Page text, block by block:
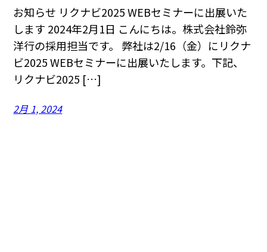
お知らせ リクナビ2025 WEBセミナーに出展いた
します 2024年2月1日 こんにちは。株式会社鈴弥
洋行の採用担当です。 弊社は2/16（金）にリクナ
ビ2025 WEBセミナーに出展いたします。下記、
リクナビ2025 […]
2月 1, 2024